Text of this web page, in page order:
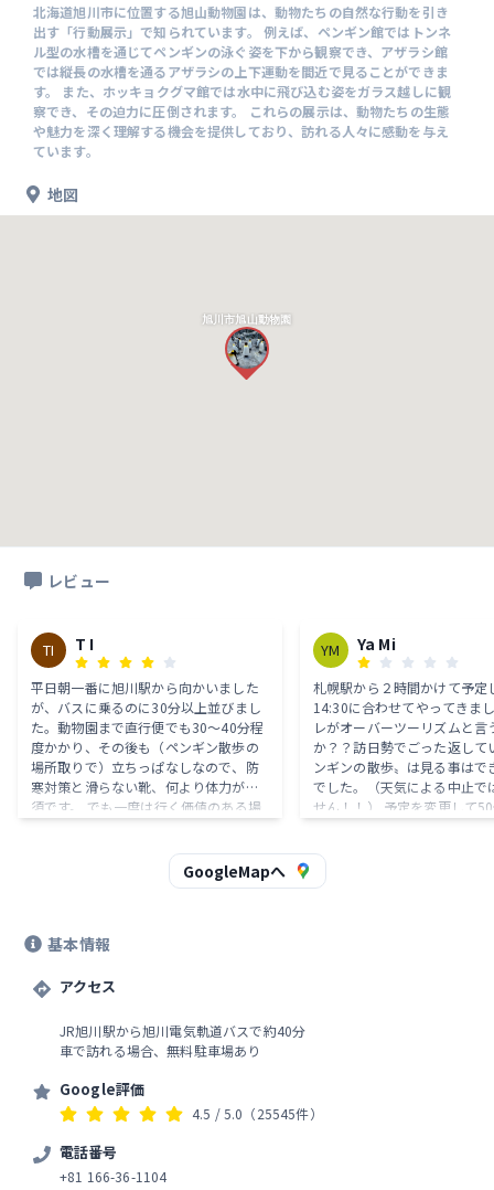
北海道旭川市に位置する旭山動物園は、動物たちの自然な行動を引き
出す「行動展示」で知られています。 例えば、ペンギン館ではトンネ
ル型の水槽を通じてペンギンの泳ぐ姿を下から観察でき、アザラシ館
では縦長の水槽を通るアザラシの上下運動を間近で見ることができま
す。 また、ホッキョクグマ館では水中に飛び込む姿をガラス越しに観
察でき、その迫力に圧倒されます。 これらの展示は、動物たちの生態
や魅力を深く理解する機会を提供しており、訪れる人々に感動を与え
ています。
地図
旭川市旭山動物園
レビュー
TI T I
平日朝一番に旭川駅から向かいました
が、バスに乗るのに30分以上並びまし
た。動物園まで直行便でも30〜40分程
度かかり、その後も（ペンギン散歩の
場所取りで）立ちっぱなしなので、防
寒対策と滑らない靴、何より体力が必
須です。 でも一度は行く価値のある場
YM Ya Mi
札幌駅から２時間かけて予定
14:30に合わせてやってきま
レがオーバーツーリズムと言
か？？訪日勢でごった返して
ンギンの散歩〟は見る事はで
でした。（天気による中止で
せん！！） 予定を変更して
シ→オオカミ→マヌルネコ→
パンダ→ホッキョクグマ→散
GoogleMapへ
基本情報
アクセス
JR旭川駅から旭川電気軌道バスで約40分
車で訪れる場合、無料駐車場あり
Google評価
4.5 / 5.0 （25545件）
電話番号
+81 166-36-1104